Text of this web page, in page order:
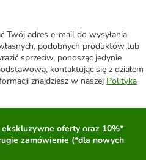
adres e-mail do wysyłania
podobnych produktów lub
sprzeciw, ponosząc jedynie
kontaktując się z działem
znajdziesz w naszej Polityka
oferty oraz 10%*
zamówienie (*dla nowych